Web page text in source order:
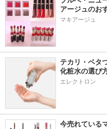
アージュのお
マキアージュ
テカリ・ベタ
化粧水の選び
エレクトロン
今売れている